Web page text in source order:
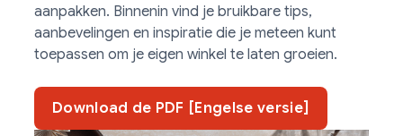
aanpakken. Binnenin vind je bruikbare tips,
aanbevelingen en inspiratie die je meteen kunt
toepassen om je eigen winkel te laten groeien.
Download de PDF [Engelse versie]